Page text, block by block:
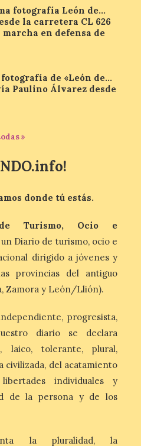
de
Turística de
además
una guía
para
[…]
total
días 1 y 2 de
el adulto
se instaló
con pases
al
[…]
han
fotografía León de…
la carretera CL 626
en defensa de
de «León de…
Paulino Álvarez desde
»
donde tú estás.
Turismo, Ocio e
un Diario de turismo, ocio e
dirigido a jóvenes y
provincias del antiguo
Zamora y León/Llión).
progresista,
diario se declara
laico, tolerante, plural,
civilizada, del acatamiento
individuales y
de la persona y de los
la pluralidad, la